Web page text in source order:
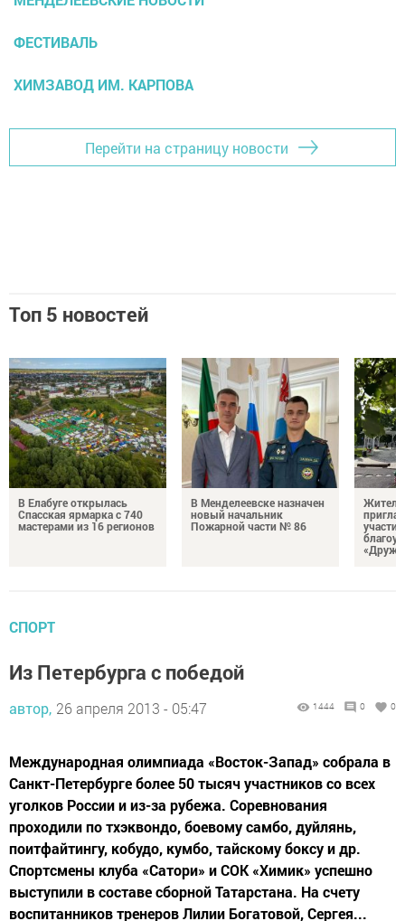
ФЕСТИВАЛЬ
ХИМЗАВОД ИМ. КАРПОВА
Перейти на страницу новости
Топ 5 новостей
В Елабуге открылась
Спасская ярмарка с 740
мастерами из 16 регионов
В Менделеевске назначен
новый начальник
Пожарной части № 86
СПОРТ
Из Петербурга с победой
автор, 26 апреля 2013 - 05:47 1444 0 0
Международная олимпиада «Восток-Запад» собрала в
Санкт-Петербурге более 50 тысяч участников со всех
уголков России и из-за рубежа. Соревнования
проходили по тхэквондо, боевому самбо, дуйлянь,
поитфайтингу, кобудо, кумбо, тайскому боксу и др.
Спортсмены клуба «Сатори» и СОК «Химик» успешно
выступили в составе сборной Татарстана. На счету
воспитанников тренеров Лилии Богатовой, Сергея...